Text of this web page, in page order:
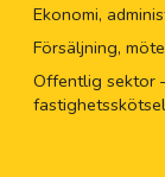
Ekonomi,
Försäljning,
Offentlig sektor
fastighetsskötsel